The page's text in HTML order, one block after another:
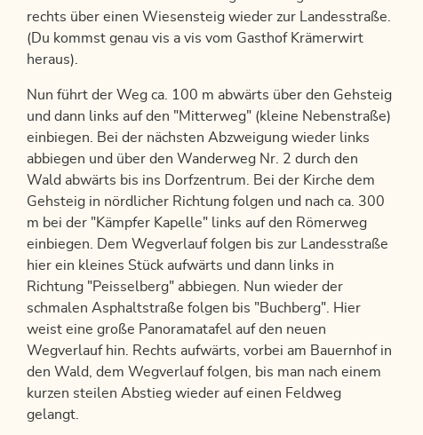
rechts über einen Wiesensteig wieder zur Landesstraße.
(Du kommst genau vis a vis vom Gasthof Krämerwirt
heraus).
Nun führt der Weg ca. 100 m abwärts über den Gehsteig
und dann links auf den "Mitterweg" (kleine Nebenstraße)
einbiegen. Bei der nächsten Abzweigung wieder links
abbiegen und über den Wanderweg Nr. 2 durch den
Wald abwärts bis ins Dorfzentrum. Bei der Kirche dem
Gehsteig in nördlicher Richtung folgen und nach ca. 300
m bei der "Kämpfer Kapelle" links auf den Römerweg
einbiegen. Dem Wegverlauf folgen bis zur Landesstraße
hier ein kleines Stück aufwärts und dann links in
Richtung "Peisselberg" abbiegen. Nun wieder der
schmalen Asphaltstraße folgen bis "Buchberg". Hier
weist eine große Panoramatafel auf den neuen
Wegverlauf hin. Rechts aufwärts, vorbei am Bauernhof in
den Wald, dem Wegverlauf folgen, bis man nach einem
kurzen steilen Abstieg wieder auf einen Feldweg
gelangt.